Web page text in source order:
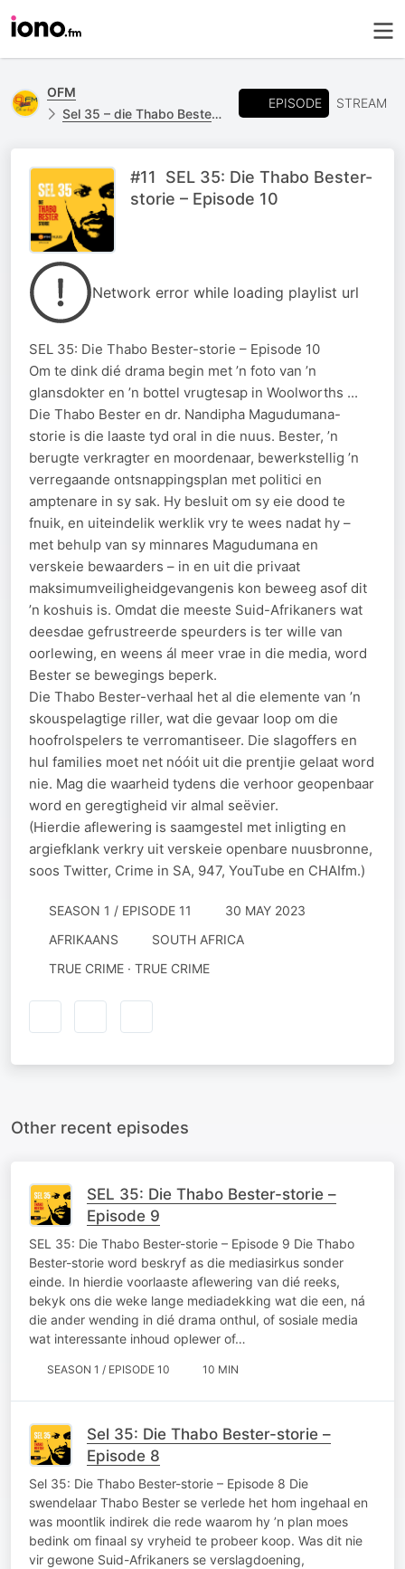
OFM
Sel 35 – die Thabo Bester-storie
EPISODE STREAM
#11 SEL 35: Die Thabo Bester-
storie – Episode 10
Network error while loading playlist url
SEL 35: Die Thabo Bester-storie – Episode 10
Om te dink dié drama begin met ’n foto van ’n
glansdokter en ’n bottel vrugtesap in Woolworths ...
Die Thabo Bester en dr. Nandipha Magudumana-
storie is die laaste tyd oral in die nuus. Bester, ’n
berugte verkragter en moordenaar, bewerkstellig ’n
verregaande ontsnappingsplan met politici en
amptenare in sy sak. Hy besluit om sy eie dood te
fnuik, en uiteindelik werklik vry te wees nadat hy –
met behulp van sy minnares Magudumana en
verskeie bewaarders – in en uit die privaat
maksimumveiligheidgevangenis kon beweeg asof dit
’n koshuis is. Omdat die meeste Suid-Afrikaners wat
deesdae gefrustreerde speurders is ter wille van
oorlewing, en weens ál meer vrae in die media, word
Bester se bewegings beperk.
Die Thabo Bester-verhaal het al die elemente van ’n
skouspelagtige riller, wat die gevaar loop om die
hoofrolspelers te verromantiseer. Die slagoffers en
hul families moet net nóóit uit die prentjie gelaat word
nie. Mag die waarheid tydens die verhoor geopenbaar
word en geregtigheid vir almal seëvier.
(Hierdie aflewering is saamgestel met inligting en
argiefklank verkry uit verskeie openbare nuusbronne,
soos Twitter, Crime in SA, 947, YouTube en CHAIfm.)
SEASON 1 / EPISODE 11
30 MAY 2023
AFRIKAANS
SOUTH AFRICA
TRUE CRIME · TRUE CRIME
Other recent episodes
SEL 35: Die Thabo Bester-storie –
Episode 9
SEL 35: Die Thabo Bester-storie – Episode 9 Die Thabo
Bester-storie word beskryf as die mediasirkus sonder
einde. In hierdie voorlaaste aflewering van dié reeks,
bekyk ons die weke lange mediadekking wat die een, ná
die ander wending in dié drama onthul, of sosiale media
wat interessante inhoud oplewer of…
SEASON 1 / EPISODE 10 10 MIN
Sel 35: Die Thabo Bester-storie –
Episode 8
Sel 35: Die Thabo Bester-storie – Episode 8 Die
swendelaar Thabo Bester se verlede het hom ingehaal en
was moontlik indirek die rede waarom hy ’n plan moes
bedink om finaal sy vryheid te probeer koop. Was dit nie
vir gewone Suid-Afrikaners se verslagdoening,